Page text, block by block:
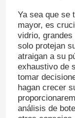
Ya sea que se
mayor, es
vidrio, grandes
solo protejan
atraigan a su
exhaustivo de
tomar
hagan crecer
análisis de